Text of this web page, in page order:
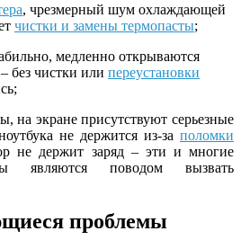
, чрезмерный шум охлаждающей
чистки и замены термопасты;
медленно открываются
без чистки или переустановки
на экране присутствуют серьезные
не держится из-за поломки
не держит заряд – эти и многие
являются поводом вызвать
проблемы